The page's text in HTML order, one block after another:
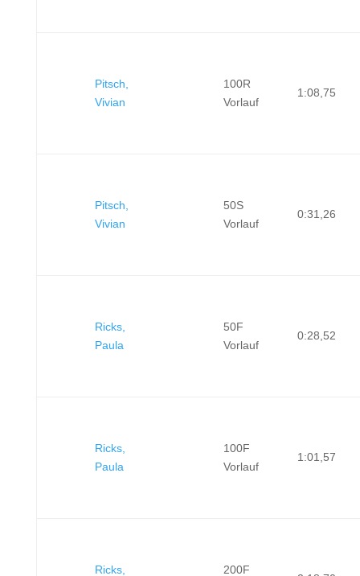
Pitsch,
Vivian
100R
Vorlauf
1:08,75
Pitsch,
Vivian
50S
Vorlauf
0:31,26
Ricks,
Paula
50F
Vorlauf
0:28,52
Ricks,
Paula
100F
Vorlauf
1:01,57
Ricks, 200F